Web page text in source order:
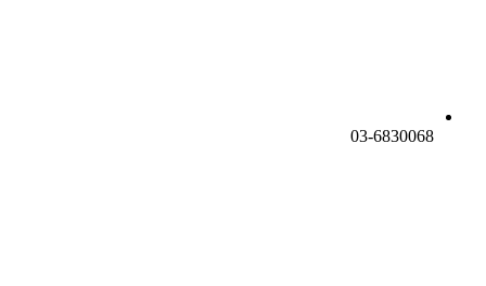
03-6830068